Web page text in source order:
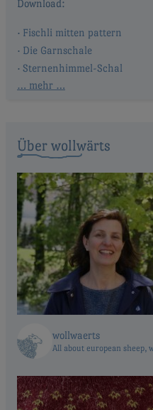
Fischli mitten pattern
Die Garnschale
Sternenhimmel-Schal
… mehr …
Über wollwärts
wollwaerts
All about european